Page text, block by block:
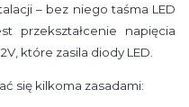
– bez niego taśma LED
przekształcenie napięcia
które zasila diody LED.
się kilkoma zasadami: